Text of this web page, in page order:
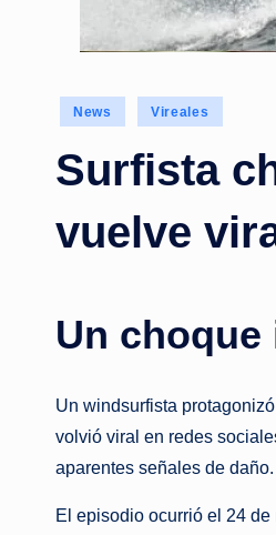
Posted
News Vireales
Surfista
vuelve
Un choque
Un windsurfista
volvió viral en redes
aparentes señales de daño.
El episodio ocurrió el 24